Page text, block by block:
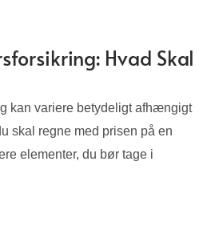
Hvad Skal
kan variere betydeligt afhængigt
skal regne med prisen på en
elementer, du bør tage i